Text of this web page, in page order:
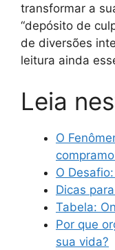
transformar a
“depósito de
de diversões
leitura ainda
Leia
O
O
Dicas
Tabela:
Por que
sua vida?